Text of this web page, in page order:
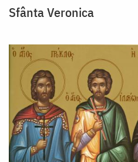
Sfânta Veronica